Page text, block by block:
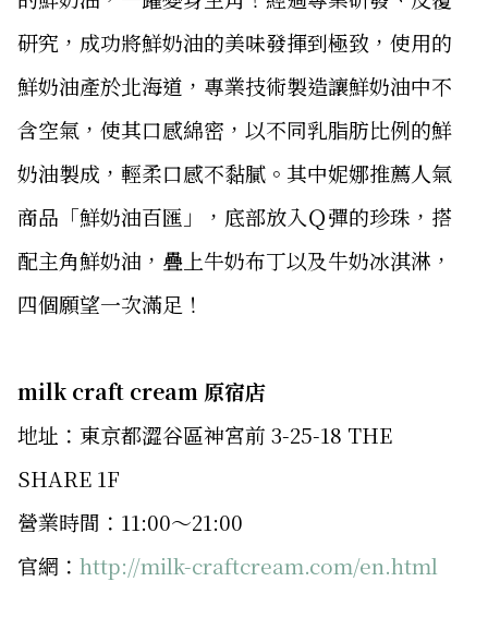
研究，成功將鮮奶油的美味發揮到極致，使用的
鮮奶油產於北海道，專業技術製造讓鮮奶油中不
含空氣，使其口感綿密，以不同乳脂肪比例的鮮
奶油製成，輕柔口感不黏膩。其中妮娜推薦人氣
商品「鮮奶油百匯」，底部放入Ｑ彈的珍珠，搭
配主角鮮奶油，疊上牛奶布丁以及牛奶冰淇淋，
四個願望一次滿足！
milk craft cream 原宿店
地址：東京都澀谷區神宮前 3-25-18 THE
SHARE 1F
營業時間：11:00〜21:00
官網： http://milk-craftcream.com/en.html